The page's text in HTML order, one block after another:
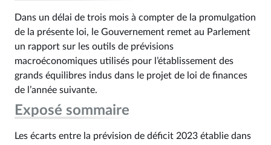
Dans un délai de trois mois à compter de la promulgation
de la présente loi, le Gouvernement remet au Parlement
un rapport sur les outils de prévisions
macroéconomiques utilisés pour l’établissement des
grands équilibres indus dans le projet de loi de finances
de l’année suivante.
Exposé sommaire
Les écarts entre la prévision de déficit 2023 établie dans